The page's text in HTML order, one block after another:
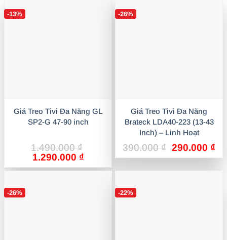
-13%
Giá Treo Tivi Đa Năng GL
SP2-G 47-90 inch
1.490.000₫
Giá
gốc
1.290.000 ₫Giá
hiện
1.290.000 ₫.
-26%
Giá Treo Tivi Đa Năng
Brateck LDA40-223 (13-43
Inch) – Linh Hoạt
390.000₫ Giá
gốc
290.000 ₫
-26% -22%